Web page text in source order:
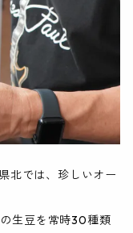
北では、珍しいオー
生豆を常時30種類